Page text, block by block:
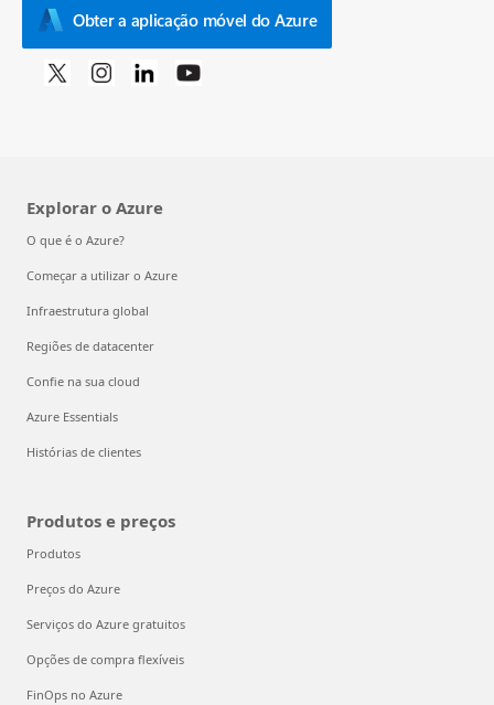
Obter a aplicação móvel do Azure
Explorar o Azure
O que é o Azure?
Começar a utilizar o Azure
Infraestrutura global
Regiões de datacenter
Confie na sua cloud
Azure Essentials
Histórias de clientes
Produtos e preços
Produtos
Preços do Azure
Serviços do Azure gratuitos
Opções de compra flexíveis
FinOps no Azure